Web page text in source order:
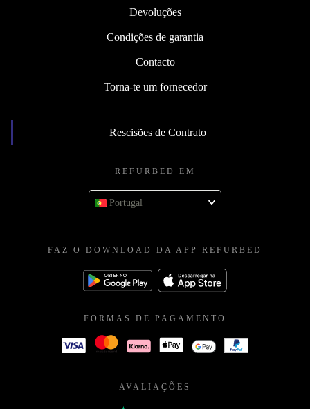
Devoluções
Condições de garantia
Contacto
Torna-te um fornecedor
Rescisões de Contrato
REFURBED EM
Portugal
FAZ O DOWNLOAD DA APP REFURBED
FORMAS DE PAGAMENTO
AVALIAÇÕES